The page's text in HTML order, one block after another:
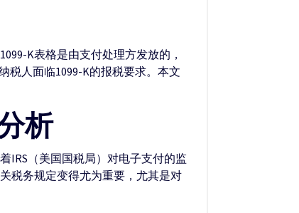
K表格是由支付处理方发放的，
税人面临1099-K的报税要求。本文
析
IRS（美国国税局）对电子支付的监
税务规定变得尤为重要，尤其是对